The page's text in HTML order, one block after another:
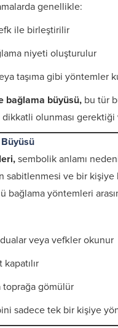
genellikle:
ile birleştirilir
niyeti oluşturulur
taşıma gibi yöntemler
bağlama büyüsü, bu tür
olunması gerektiği
sembolik anlamı
sabitlenmesi ve bir kişiye
bağlama yöntemleri
veya vefkler okunur
toprağa gömülür
sadece tek bir kişiye